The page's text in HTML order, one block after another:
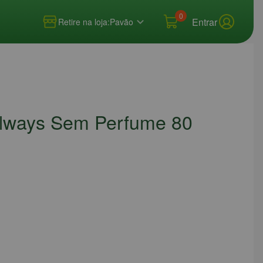
Retire na loja:Pavão
0 Entrar
Sem Perfume 80